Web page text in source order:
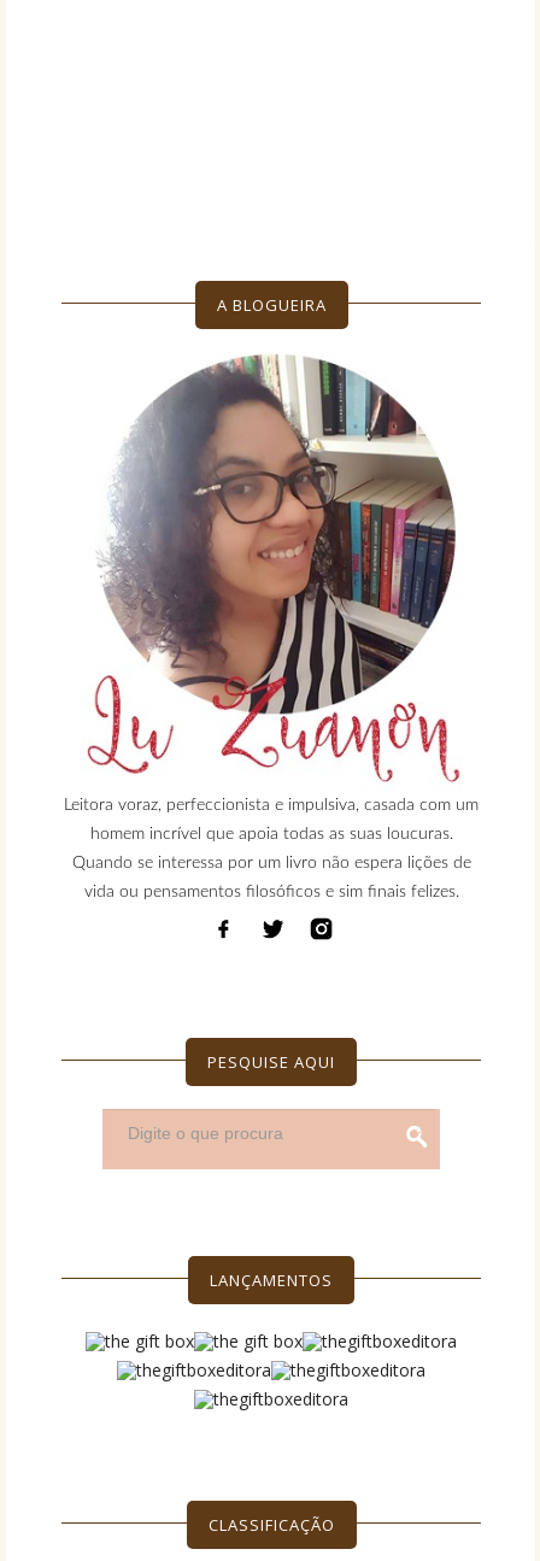
A BLOGUEIRA
Leitora voraz, perfeccionista e impulsiva, casada com um
homem incrível que apoia todas as suas loucuras.
Quando se interessa por um livro não espera lições de
vida ou pensamentos filosóficos e sim finais felizes.
PESQUISE AQUI
LANÇAMENTOS
CLASSIFICAÇÃO